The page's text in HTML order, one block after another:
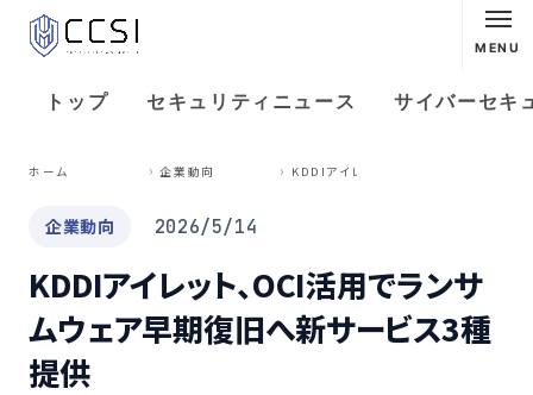
MENU
トップ セキュリティニュース サイバーセキ
ホーム 企業動向
企業動向 2026/5/14
KDDIアイレット、OCI活用でランサ
ムウェア早期復旧へ新サービス3種
提供